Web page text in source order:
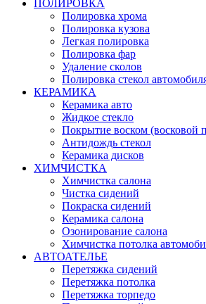
ПОЛИРОВКА
Полировка хрома
Полировка кузова
Легкая полировка
Полировка фар
Удаление сколов
Полировка стекол
КЕРАМИКА
Керамика авто
Жидкое стекло
Покрытие воском (восковой
Антидождь стекол
Керамика дисков
ХИМЧИСТКА
Химчистка салона
Чистка сидений
Покраска сидений
Керамика салона
Озонирование салона
Химчистка потолка
АВТОАТЕЛЬЕ
Перетяжка сидений
Перетяжка потолка
Перетяжка торпедо